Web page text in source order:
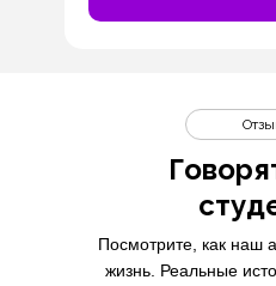
Посмотрите, как наш
жизнь. Реальные